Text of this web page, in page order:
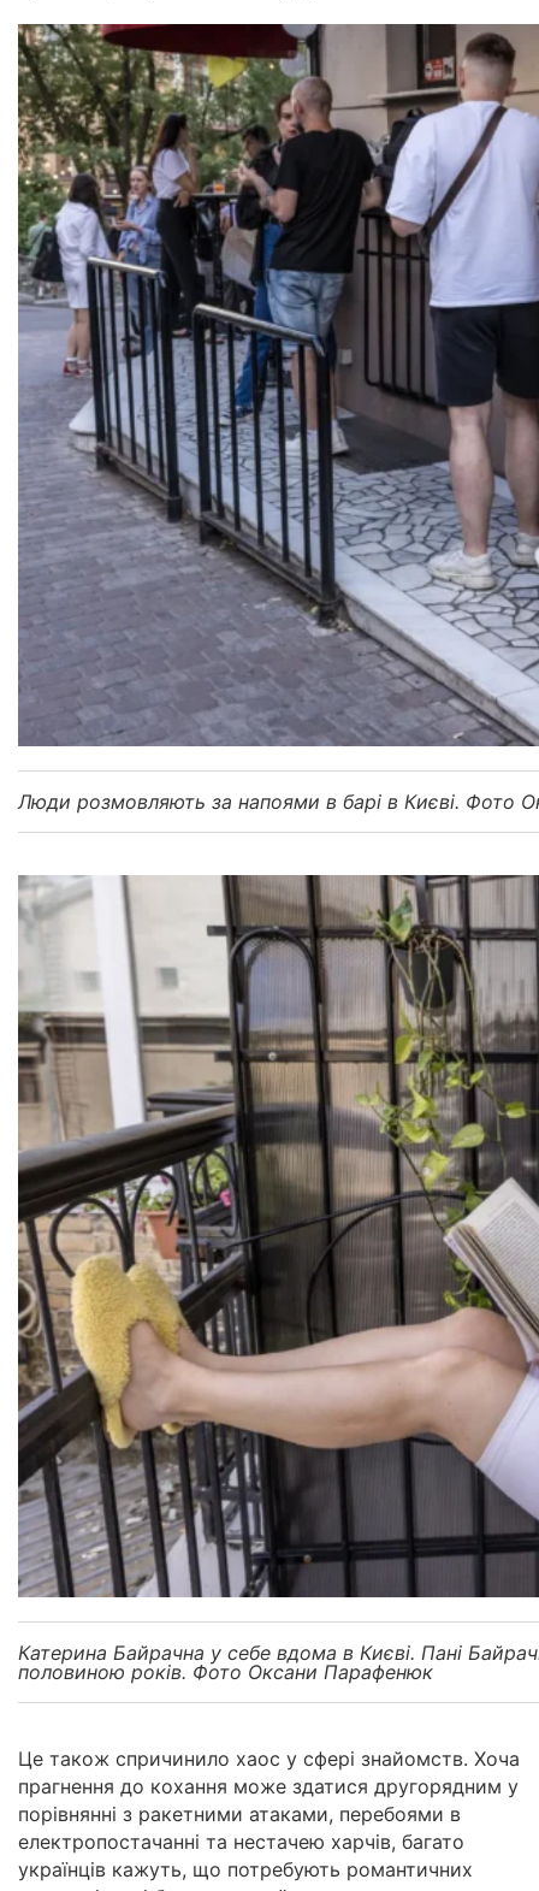
Люди розмовляють за напоями в барі в Києві. Фото
Катерина Байрачна у себе вдома в Києві. Пані
половиною років. Фото Оксани Парафенюк
Це також спричинило хаос у сфері знайомств. Хоча
прагнення до кохання може здатися другорядним у
порівнянні з ракетними атаками, перебоями в
електропостачанні та нестачею харчів, багато
українців кажуть, що потребують романтичних